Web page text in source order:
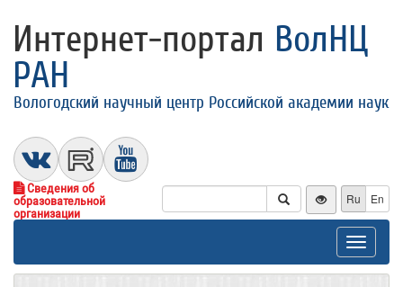
Интернет-портал ВолНЦ
РАН
Вологодский научный центр Российской академии наук
Сведения об
образовательной
организации
Ru En
Toggle